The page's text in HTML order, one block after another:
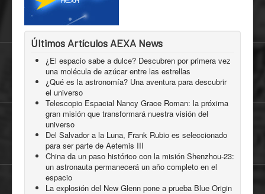
Últimos Artículos AEXA News
¿El espacio sabe a dulce? Descubren por primera vez
una molécula de azúcar entre las estrellas
¿Qué es la astronomía? Una aventura para descubrir
el universo
Telescopio Espacial Nancy Grace Roman: la próxima
gran misión que transformará nuestra visión del
universo
Del Salvador a la Luna, Frank Rubio es seleccionado
para ser parte de Aetemis III
China da un paso histórico con la misión Shenzhou-23:
un astronauta permanecerá un año completo en el
espacio
La explosión del New Glenn pone a prueba Blue Origin